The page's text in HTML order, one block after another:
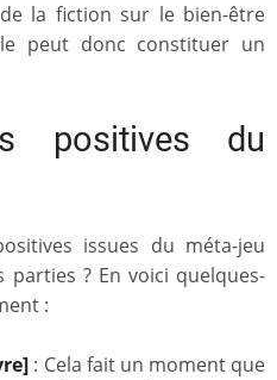
la fiction sur le bien-être
peut donc constituer un
positives du
issues du méta-jeu
parties ? En voici quelques-
:
: Cela fait un moment que